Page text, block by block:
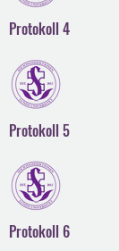
Protokoll 4
Protokoll 5
Protokoll 6